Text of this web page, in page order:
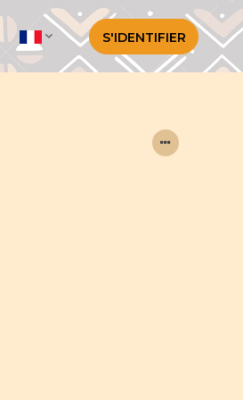
S'IDENTIFIER